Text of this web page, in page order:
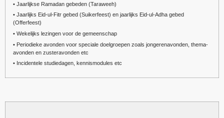
• Jaarlijkse Ramadan gebeden (Taraweeh)
• Jaarlijks Eid-ul-Fitr gebed (Suikerfeest) en jaarlijks Eid-ul-Adha gebed
(Offerfeest)
• Wekelijks lezingen voor de gemeenschap
• Periodieke avonden voor speciale doelgroepen zoals jongerenavonden, thema-
avonden en zusteravonden etc
• Incidentele studiedagen, kennismodules etc